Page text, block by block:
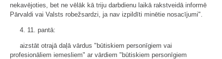
nekavējoties, bet ne vēlāk kā triju darbdienu laikā rakstveidā informē
Pārvaldi vai Valsts robežsardzi, ja nav izpildīti minētie nosacījumi".
4. 11. pantā:
aizstāt otrajā daļā vārdus "būtiskiem personīgiem vai
profesionāliem iemesliem" ar vārdiem "būtiskiem personīgiem